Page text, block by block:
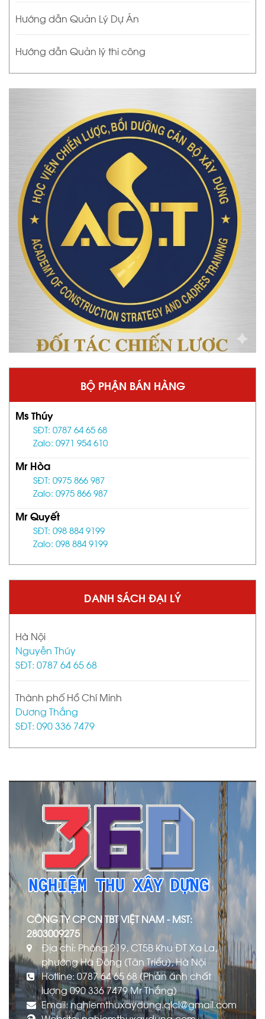
Hướng dẫn Quản Lý Dự Án
Hướng dẫn Quản lý thi công
BỘ PHẬN BÁN HÀNG
Ms Thúy
SĐT: 0787 64 65 68
Zalo: 0971 954 610
Mr Hòa
SĐT: 0975 866 987
Zalo: 0975 866 987
Mr Quyết
SĐT: 098 884 9199
Zalo: 098 884 9199
DANH SÁCH ĐẠI LÝ
Hà Nội
Nguyễn Thúy
SĐT: 0787 64 65 68
Thành phố Hồ Chí Minh
Dương Thắng
SĐT: 090 336 7479
CÔNG TY CP CN TBT VIỆT NAM - MST:
2803009275
Địa chỉ: Phòng 219, CT5B Khu ĐT Xa La,
phường Hà Đông (Tân Triều), Hà Nội
Hotline: 0787 64 65 68 (Phản ánh chất
lượng 090 336 7479 Mr Thắng)
Email: nghiemthuxaydung.qlcl@gmail.com